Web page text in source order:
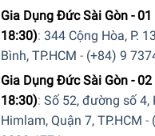
Gia Dụng Đức Sài Gòn - 01
18:30): 344 Cộng Hòa, P.
Bình, TP.HCM - (+84) 9
Gia Dụng Đức Sài Gòn - 02
18:30): Số 52, đường số 4,
Himlam, Quận 7, TP.HCM -